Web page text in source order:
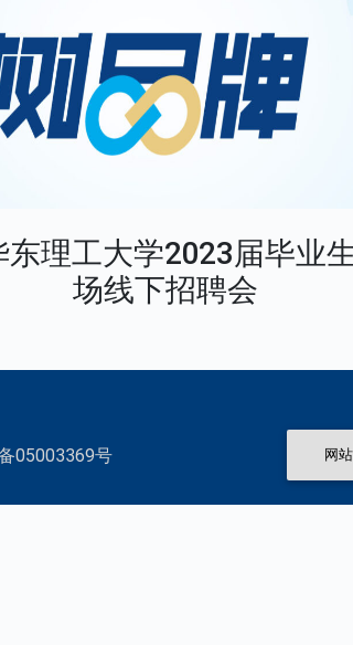
理工大学2023届毕业
场线下招聘会
05003369号 网